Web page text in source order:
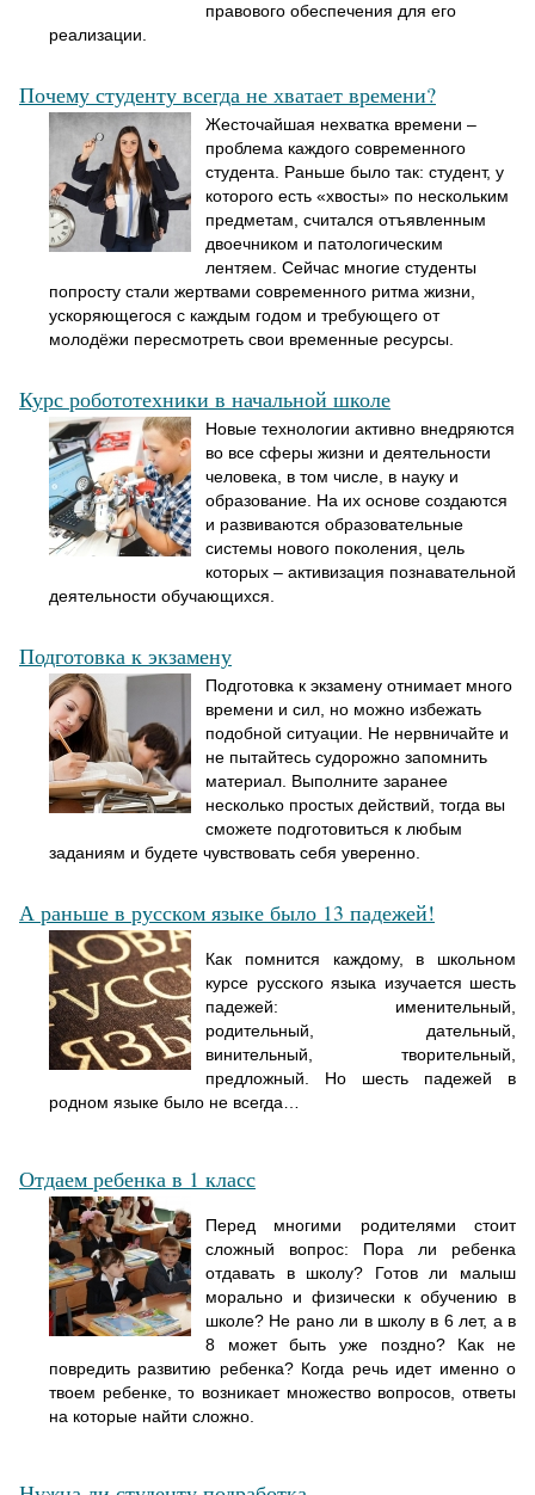
правового обеспечения для его
реализации.
Почему студенту всегда не хватает времени?
Жесточайшая нехватка времени –
проблема каждого современного
студента. Раньше было так: студент, у
которого есть «хвосты» по нескольким
предметам, считался отъявленным
двоечником и патологическим
лентяем. Сейчас многие студенты
попросту стали жертвами современного ритма жизни,
ускоряющегося с каждым годом и требующего от
молодёжи пересмотреть свои временные ресурсы.
Курс робототехники в начальной школе
Новые технологии активно внедряются
во все сферы жизни и деятельности
человека, в том числе, в науку и
образование. На их основе создаются
и развиваются образовательные
системы нового поколения, цель
которых – активизация познавательной
деятельности обучающихся.
Подготовка к экзамену
Подготовка к экзамену отнимает много
времени и сил, но можно избежать
подобной ситуации. Не нервничайте и
не пытайтесь судорожно запомнить
материал. Выполните заранее
несколько простых действий, тогда вы
сможете подготовиться к любым
заданиям и будете чувствовать себя уверенно.
А раньше в русском языке было 13 падежей!
Как помнится каждому, в школьном
курсе русского языка изучается шесть
падежей: именительный,
родительный, дательный,
винительный, творительный,
предложный. Но шесть падежей в
родном языке было не всегда…
Отдаем ребенка в 1 класс
Перед многими родителями стоит
сложный вопрос: Пора ли ребенка
отдавать в школу? Готов ли малыш
морально и физически к обучению в
школе? Не рано ли в школу в 6 лет, а в
8 может быть уже поздно? Как не
повредить развитию ребенка? Когда речь идет именно о
твоем ребенке, то возникает множество вопросов, ответы
на которые найти сложно.